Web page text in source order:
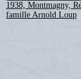
1938, Montmagny,
famille Arnold Loup